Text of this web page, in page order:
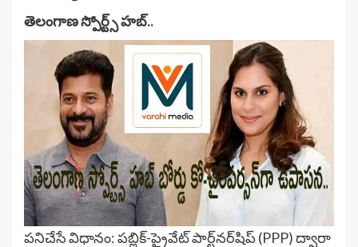
తెలంగాణ స్పోర్ట్స్ హబ్..
పనిచేసే విధానం: పబ్లిక్-ప్రైవేట్ పార్ట్‌నర్‌షిప్ (PPP) ద్వారా